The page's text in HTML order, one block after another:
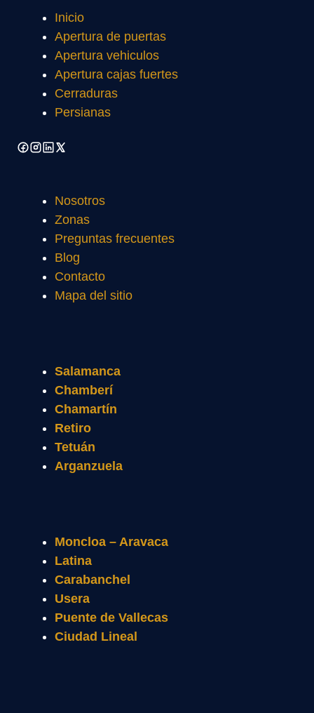
Inicio
Apertura de puertas
Apertura vehiculos
Apertura cajas fuertes
Cerraduras
Persianas
Nosotros
Zonas
Preguntas frecuentes
Blog
Contacto
Mapa del sitio
Salamanca
Chamberí
Chamartín
Retiro
Tetuán
Arganzuela
Moncloa – Aravaca
Latina
Carabanchel
Usera
Puente de Vallecas
Ciudad Lineal